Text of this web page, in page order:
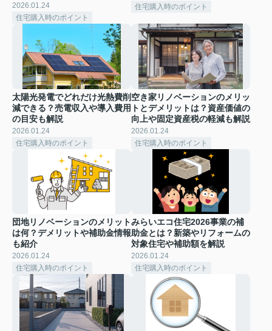
2026.01.24
住宅購入時のポイント
住宅購入時のポイント
太陽光発電でどれだけ光熱費削
減できる？売電収入や導入費用
の目安も解説
2026.01.24
住宅購入時のポイント
空き家リノベーションのメリッ
トとデメリットは？資産価値の
向上や固定資産税の軽減も解説
2026.01.24
住宅購入時のポイント
団地リノベーションのメリット
は何？デメリットや補助金情報
も紹介
2026.01.24
住宅購入時のポイント
みらいエコ住宅2026事業の補
助金とは？新築やリフォームの
対象住宅や補助額を解説
2026.01.24
住宅購入時のポイント